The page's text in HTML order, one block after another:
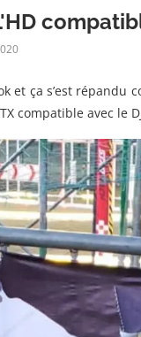
et ça s’est
compatible avec le